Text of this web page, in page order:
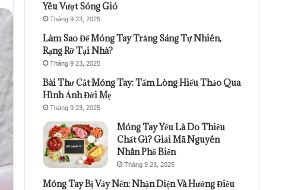
Yêu Vượt Sóng Gió
Tháng 9 23, 2025
Làm Sao Để Móng Tay Trắng Sáng Tự Nhiên,
Rạng Rỡ Tại Nhà?
Tháng 9 23, 2025
Bài Thơ Cắt Móng Tay: Tấm Lòng Hiếu Thảo Qua
Hình Ảnh Đời Mẹ
Tháng 9 23, 2025
Móng Tay Yếu Là Do Thiếu
Chất Gì? Giải Mã Nguyên
Nhân Phổ Biến
Tháng 9 23, 2025
Móng Tay Bị Vảy Nến: Nhận Diện Và Hướng Điều